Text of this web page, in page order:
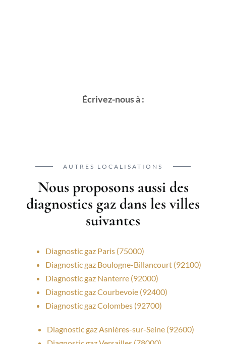
Écrivez-nous à :
AUTRES LOCALISATIONS
Nous proposons aussi des
diagnostics gaz dans les villes
suivantes
Diagnostic gaz Paris (75000)
Diagnostic gaz Boulogne-Billancourt (92100)
Diagnostic gaz Nanterre (92000)
Diagnostic gaz Courbevoie (92400)
Diagnostic gaz Colombes (92700)
Diagnostic gaz Asnières-sur-Seine (92600)